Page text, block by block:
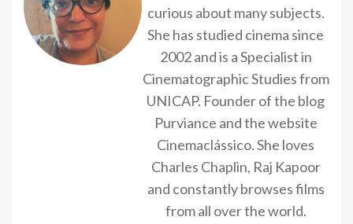
curious about many subjects.
She has studied cinema since
2002 and is a Specialist in
Cinematographic Studies from
UNICAP. Founder of the blog
Purviance and the website
Cinemaclássico. She loves
Charles Chaplin, Raj Kapoor
and constantly browses films
from all over the world.